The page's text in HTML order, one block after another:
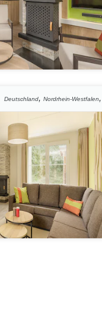
Deutschland,Nordrhein-Westfalen,